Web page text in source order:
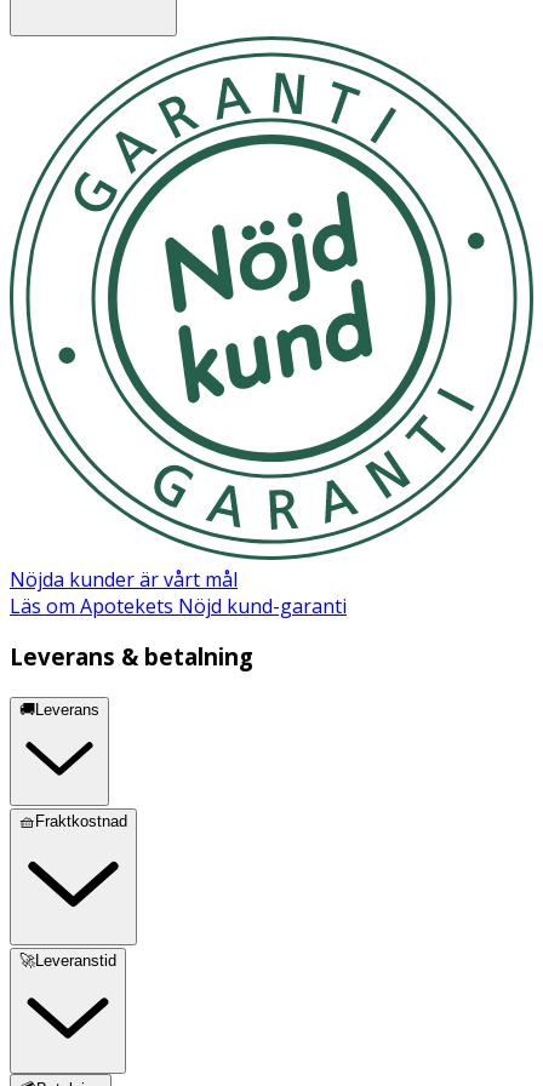
Nöjda kunder är vårt mål
Läs om Apotekets Nöjd kund-garanti
Leverans & betalning
🚚Leverans
🧺Fraktkostnad
🚀Leveranstid